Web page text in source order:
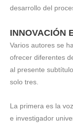
desarrollo del
INNOVACIÓN
Varios autores se
ofrecer diferentes
al presente
solo tres.
La primera es la
e investigador